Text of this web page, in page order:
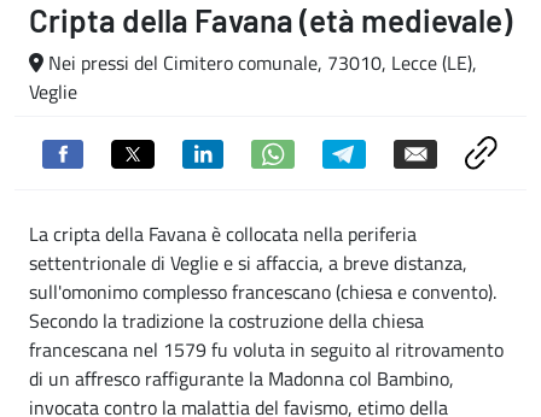
Cripta della Favana (età medievale)
Nei pressi del Cimitero comunale, 73010, Lecce (LE),
Veglie
La cripta della Favana è collocata nella periferia
settentrionale di Veglie e si affaccia, a breve distanza,
sull'omonimo complesso francescano (chiesa e convento).
Secondo la tradizione la costruzione della chiesa
francescana nel 1579 fu voluta in seguito al ritrovamento
di un affresco raffigurante la Madonna col Bambino,
invocata contro la malattia del favismo, etimo della